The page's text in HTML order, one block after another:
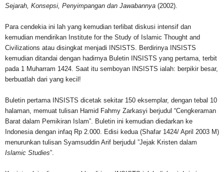
Sejarah, Konsepsi, Penyimpangan dan Jawabannya (2002).
Para cendekia ini lah yang kemudian terlibat diskusi intensif dan
kemudian mendirikan Institute for the Study of Islamic Thought and
Civilizations atau disingkat menjadi INSISTS. Berdirinya INSISTS
kemudian ditandai dengan hadirnya Buletin INSISTS yang pertama, terbit
pada 1 Muharram 1424. Saat itu semboyan INSISTS ialah: berpikir besar,
berbuatlah dari yang kecil!
Buletin pertama INSISTS dicetak sekitar 150 eksemplar, dengan tebal 10
halaman, memuat tulisan Hamid Fahmy Zarkasyi berjudul “Cengkeraman
Barat dalam Pemikiran Islam”. Buletin ini kemudian diedarkan ke
Indonesia dengan infaq Rp 2.000. Edisi kedua (Shafar 1424/ April 2003 M)
menurunkan tulisan Syamsuddin Arif berjudul ”Jejak Kristen dalam
Islamic Studies”.